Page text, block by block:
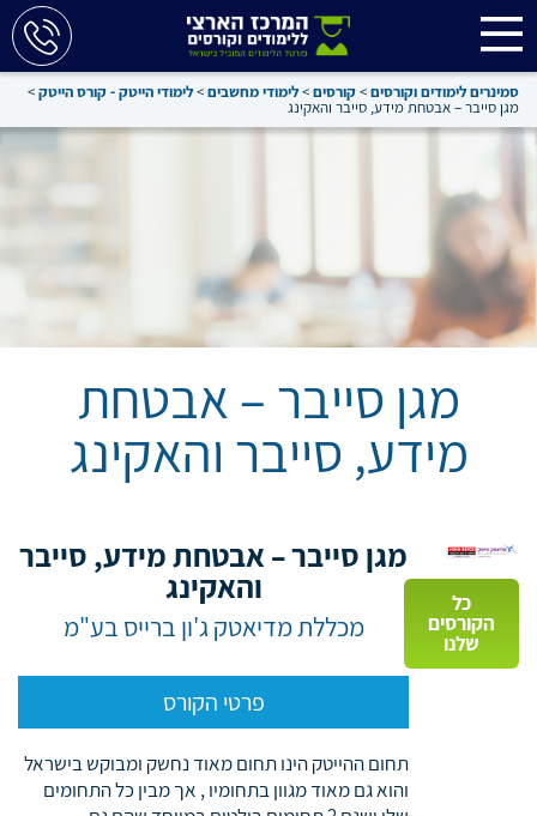
סמינרים לימודים וקורסים>קורסים>לימודי מחשבים>לימודי הייטק - קורס הייטק>
מגן סייבר – אבטחת מידע, סייבר והאקינג
מגן סייבר – אבטחת
מידע, סייבר והאקינג
כל
הקורסים
שלנו
מגן סייבר – אבטחת מידע, סייבר
והאקינג
מכללת מדיאטק ג'ון ברייס בע"מ
פרטי הקורס
תחום ההייטק הינו תחום מאוד נחשק ומבוקש בישראל
והוא גם מאוד מגוון בתחומיו , אך מבין כל התחומים